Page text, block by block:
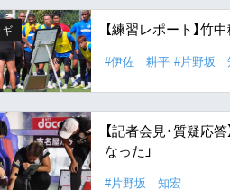
【練習レポート】竹
#伊佐 耕平 #片野坂
【記者会見・質疑応
なった」
#片野坂 知宏